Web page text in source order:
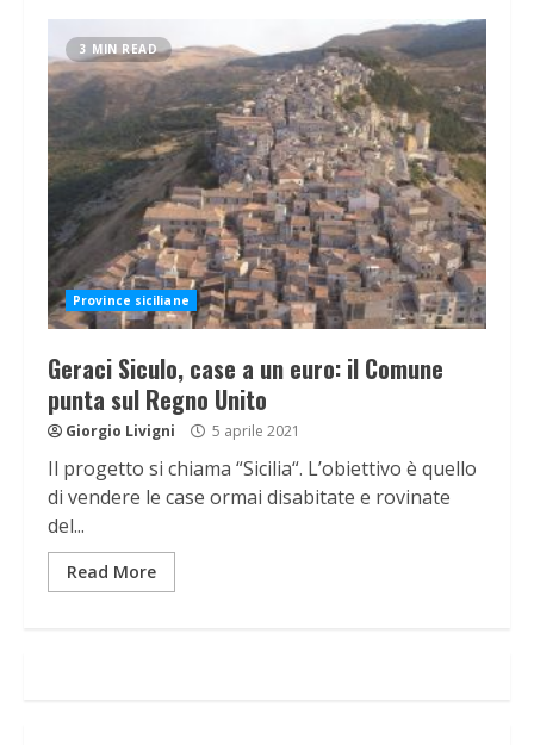
3 MIN READ
Province siciliane
Geraci Siculo, case a un euro: il Comune
punta sul Regno Unito
Giorgio Livigni 5 aprile 2021
Il progetto si chiama “Sicilia“. L’obiettivo è quello
di vendere le case ormai disabitate e rovinate
del...
Read More